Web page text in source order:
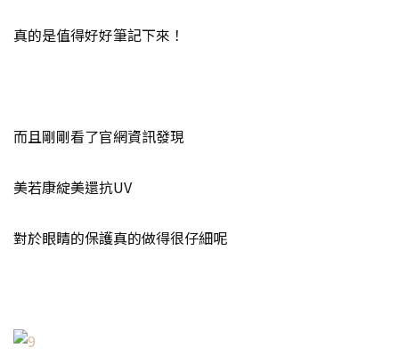
真的是值得好好筆記下來！
而且剛剛看了官網資訊發現
美若康綻美還抗UV
對於眼睛的保護真的做得很仔細呢